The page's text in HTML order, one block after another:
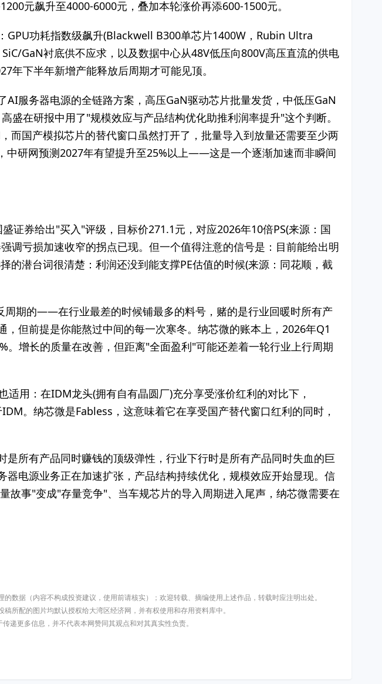
元飙升至4000-6000元，叠加本轮涨价再添600-1500元。
功耗指数级飙升(Blackwell B300单芯片1400W，Rubin Ultra
GaN衬底供不应求，以及数据中心从48V低压向800V高压直流的供电
年下半年新增产能释放后周期才可能见顶。
服务器电源的全链路方案，高压GaN驱动芯片批量发货，中低压GaN
盛在研报中用了"规模效应与产品结构优化助推利润率提升"这个判断。
而国产模拟芯片的替代窗口虽然打开了，批量导入到放量还需要至少两
中研网预测2027年有望提升至25%以上——这是一个逐渐加速而非瞬间
证券给出"买入"评级，目标价271.1元，对应2026年10倍PS(来源：国
调亏损加速收窄的拐点已现。但一个值得注意的信号是：目前能给出明
潜台词很清楚：利润还没到能支撑PE估值的时候(来源：同花顺，截
期的——在行业最差的时候铺最多的料号，赌的是行业回暖时所有产
但前提是你能熬过中间的每一次寒冬。纳芯微的账本上，2026年Q1
。增长的质量在改善，但距离"全面盈利"可能还差着一轮行业上行周期
用：在IDM龙头(拥有自有晶圆厂)充分享受涨价红利的对比下，
。纳芯微是Fabless，这意味着它在享受国产替代窗口红利的同时，
所有产品同时赚钱的顶级弹性，行业下行时是所有产品同时失血的巨
电源业务正在加速扩张，产品结构持续优化，规模效应开始显现。信
故事"变成"存量竞争"、当车规芯片的导入周期进入尾声，纳芯微需要在
数据（内容不构成投资建议，使用前请核实）；欢迎转载、摘编使用上述作品，转载时应注明出处。
所配的图片均默认授权给大湾区经济网，并有权使用和存用资料库中。
递更多信息，并不代表本网赞同其观点和对其真实性负责。